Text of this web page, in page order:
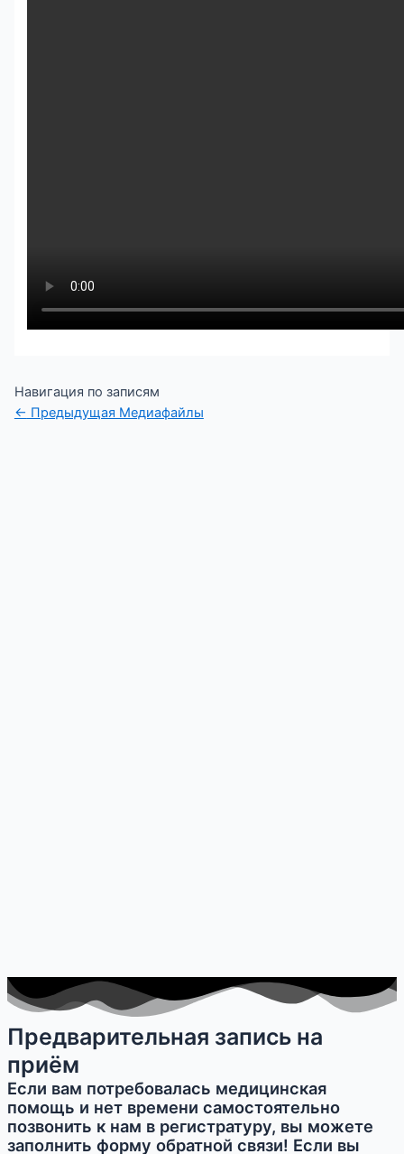
Навигация по записям
← Предыдущая Медиафайлы
Предварительная запись на
приём
Если вам потребовалась медицинская
помощь и нет времени самостоятельно
позвонить к нам в регистратуру, вы можете
заполнить форму обратной связи! Если вы